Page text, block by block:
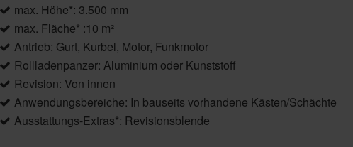
max. Höhe*: 3.500 mm
max. Fläche* :10 m²
Antrieb: Gurt, Kurbel, Motor, Funkmotor
Rollladenpanzer: Aluminium oder Kunststoff
Revision: Von innen
Anwendungsbereiche: In bauseits vorhandene Kästen/Schächte
Ausstattungs-Extras*: Revisionsblende